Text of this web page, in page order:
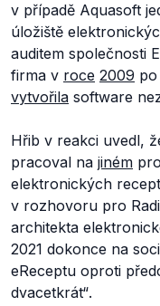
v případě Aquasoft
úložiště
auditem společnosti
firma v roce 2009
vytvořila software
Hřib v reakci uvedl,
pracoval na jiném
elektronických
v rozhovoru pro
architekta
2021 dokonce na
eReceptu oproti
dvacetkrát“.